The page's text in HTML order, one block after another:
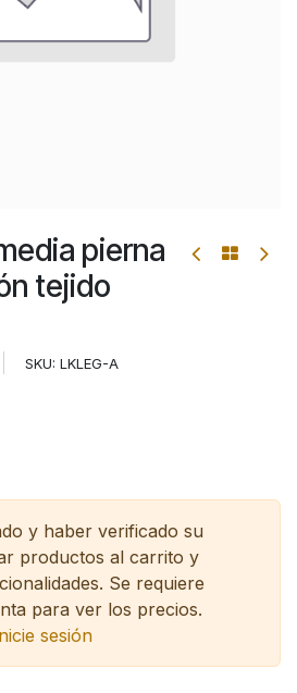
pierna
tejido
SKU: LKLEG-A
y haber verificado su
productos al carrito y
Se requiere
para ver los precios.
sesión